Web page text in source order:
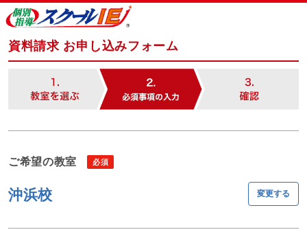
資料請求 お申し込みフォーム
ご希望の教室
沖浜校 変更する